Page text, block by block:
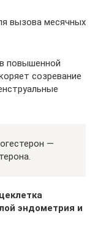
вызова месячных
повышенной
созревание
—
эндометрия и